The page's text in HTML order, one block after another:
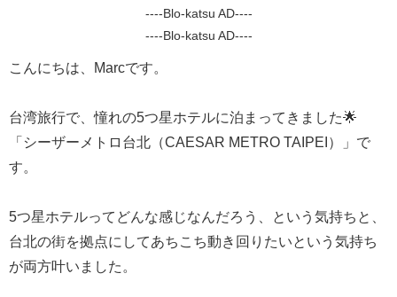
----Blo-katsu AD----
----Blo-katsu AD----
こんにちは、Marcです。
台湾旅行で、憧れの5つ星ホテルに泊まってきました🌟
「シーザーメトロ台北（CAESAR METRO TAIPEI）」で
す。
5つ星ホテルってどんな感じなんだろう、という気持ちと、
台北の街を拠点にしてあちこち動き回りたいという気持ち
が両方叶いました。